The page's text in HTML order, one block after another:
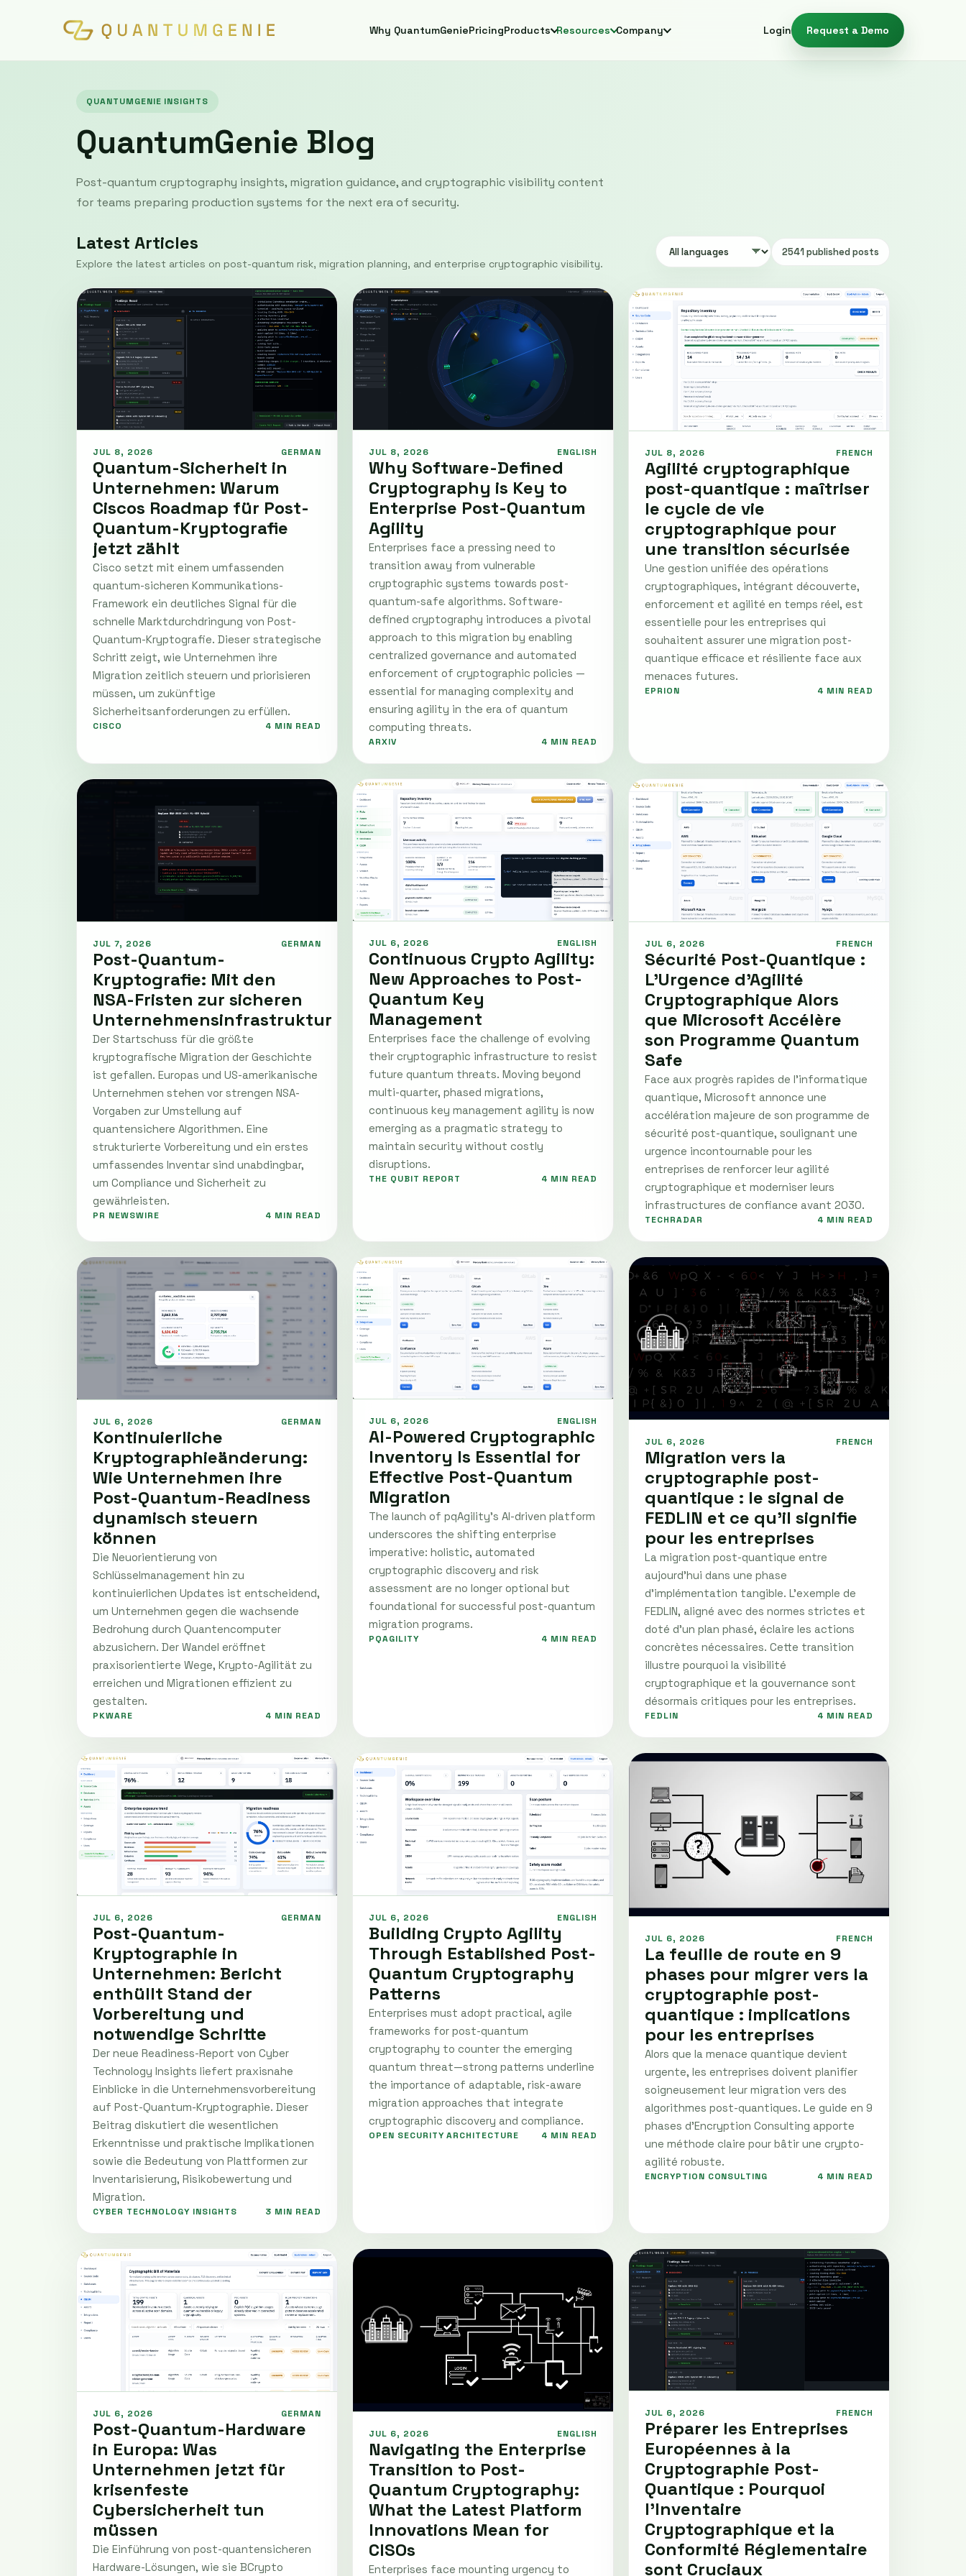
Why QuantumGeniePricingProducts Resources Company Login Request a Demo
QUANTUMGENIE INSIGHTS
QuantumGenie Blog
Post-quantum cryptography insights, migration guidance, and cryptographic visibility content
for teams preparing production systems for the next era of security.
Latest Articles
Explore the latest articles on post-quantum risk, migration planning, and enterprise cryptographic visibility.
2541 published posts
JUL 8, 2026 GERMAN
Quantum-Sicherheit in
Unternehmen: Warum
Ciscos Roadmap für Post-
Quantum-Kryptografie
jetzt zählt
Cisco setzt mit einem umfassenden
quantum-sicheren Kommunikations-
Framework ein deutliches Signal für die
schnelle Marktdurchdringung von Post-
Quantum-Kryptografie. Dieser strategische
Schritt zeigt, wie Unternehmen ihre
Migration zeitlich steuern und priorisieren
müssen, um zukünftige
Sicherheitsanforderungen zu erfüllen.
CISCO 4 MIN READ
JUL 8, 2026 ENGLISH
Why Software-Defined
Cryptography is Key to
Enterprise Post-Quantum
Agility
Enterprises face a pressing need to
transition away from vulnerable
cryptographic systems towards post-
quantum-safe algorithms. Software-
defined cryptography introduces a pivotal
approach to this migration by enabling
centralized governance and automated
enforcement of cryptographic policies —
essential for managing complexity and
ensuring agility in the era of quantum
computing threats.
ARXIV 4 MIN READ
JUL 8, 2026 FRENCH
Agilité cryptographique
post-quantique : maîtriser
le cycle de vie
cryptographique pour
une transition sécurisée
Une gestion unifiée des opérations
cryptographiques, intégrant découverte,
enforcement et agilité en temps réel, est
essentielle pour les entreprises qui
souhaitent assurer une migration post-
quantique efficace et résiliente face aux
menaces futures.
EPRION 4 MIN READ
JUL 7, 2026 GERMAN
Post-Quantum-
Kryptografie: Mit den
NSA-Fristen zur sicheren
Unternehmensinfrastruktur
Der Startschuss für die größte
kryptografische Migration der Geschichte
ist gefallen. Europas und US-amerikanische
Unternehmen stehen vor strengen NSA-
Vorgaben zur Umstellung auf
quantensichere Algorithmen. Eine
strukturierte Vorbereitung und ein erstes
umfassendes Inventar sind unabdingbar,
um Compliance und Sicherheit zu
gewährleisten.
PR NEWSWIRE 4 MIN READ
JUL 6, 2026 ENGLISH
Continuous Crypto Agility:
New Approaches to Post-
Quantum Key
Management
Enterprises face the challenge of evolving
their cryptographic infrastructure to resist
future quantum threats. Moving beyond
multi-quarter, phased migrations,
continuous key management agility is now
emerging as a pragmatic strategy to
maintain security without costly
disruptions.
THE QUBIT REPORT 4 MIN READ
JUL 6, 2026 FRENCH
Sécurité Post-Quantique :
L’Urgence d’Agilité
Cryptographique Alors
que Microsoft Accélère
son Programme Quantum
Safe
Face aux progrès rapides de l’informatique
quantique, Microsoft annonce une
accélération majeure de son programme de
sécurité post-quantique, soulignant une
urgence incontournable pour les
entreprises de renforcer leur agilité
cryptographique et moderniser leurs
infrastructures de confiance avant 2030.
TECHRADAR 4 MIN READ
JUL 6, 2026 GERMAN
Kontinuierliche
Kryptographieänderung:
Wie Unternehmen ihre
Post-Quantum-Readiness
dynamisch steuern
können
Die Neuorientierung von
Schlüsselmanagement hin zu
kontinuierlichen Updates ist entscheidend,
um Unternehmen gegen die wachsende
Bedrohung durch Quantencomputer
abzusichern. Der Wandel eröffnet
praxisorientierte Wege, Krypto-Agilität zu
erreichen und Migrationen effizient zu
gestalten.
PKWARE 4 MIN READ
JUL 6, 2026 ENGLISH
AI-Powered Cryptographic
Inventory Is Essential for
Effective Post-Quantum
Migration
The launch of pqAgility’s AI-driven platform
underscores the shifting enterprise
imperative: holistic, automated
cryptographic discovery and risk
assessment are no longer optional but
foundational for successful post-quantum
migration programs.
PQAGILITY 4 MIN READ
JUL 6, 2026 FRENCH
Migration vers la
cryptographie post-
quantique : le signal de
FEDLIN et ce qu’il signifie
pour les entreprises
La migration post-quantique entre
aujourd’hui dans une phase
d’implémentation tangible. L’exemple de
FEDLIN, aligné avec des normes strictes et
doté d’un plan phasé, éclaire les actions
concrètes nécessaires. Cette transition
illustre pourquoi la visibilité
cryptographique et la gouvernance sont
désormais critiques pour les entreprises.
FEDLIN 4 MIN READ
JUL 6, 2026 GERMAN
Post-Quantum-
Kryptographie in
Unternehmen: Bericht
enthüllt Stand der
Vorbereitung und
notwendige Schritte
Der neue Readiness-Report von Cyber
Technology Insights liefert praxisnahe
Einblicke in die Unternehmensvorbereitung
auf Post-Quantum-Kryptographie. Dieser
Beitrag diskutiert die wesentlichen
Erkenntnisse und praktische Implikationen
sowie die Bedeutung von Plattformen zur
Inventarisierung, Risikobewertung und
Migration.
CYBER TECHNOLOGY INSIGHTS 3 MIN READ
JUL 6, 2026 ENGLISH
Building Crypto Agility
Through Established Post-
Quantum Cryptography
Patterns
Enterprises must adopt practical, agile
frameworks for post-quantum
cryptography to counter the emerging
quantum threat—strong patterns underline
the importance of adaptable, risk-aware
migration approaches that integrate
cryptographic discovery and compliance.
OPEN SECURITY ARCHITECTURE 4 MIN READ
JUL 6, 2026 FRENCH
La feuille de route en 9
phases pour migrer vers la
cryptographie post-
quantique : implications
pour les entreprises
Alors que la menace quantique devient
urgente, les entreprises doivent planifier
soigneusement leur migration vers des
algorithmes post-quantiques. Le guide en 9
phases d’Encryption Consulting apporte
une méthode claire pour bâtir une crypto-
agilité robuste.
ENCRYPTION CONSULTING 4 MIN READ
JUL 6, 2026 GERMAN
Post-Quantum-Hardware
in Europa: Was
Unternehmen jetzt für
krisenfeste
Cybersicherheit tun
müssen
Die Einführung von post-quantensicheren
Hardware-Lösungen, wie sie BCrypto
JUL 6, 2026 ENGLISH
Navigating the Enterprise
Transition to Post-
Quantum Cryptography:
What the Latest Platform
Innovations Mean for
CISOs
Enterprises face mounting urgency to
JUL 6, 2026 FRENCH
Préparer les Entreprises
Européennes à la
Cryptographie Post-
Quantique : Pourquoi
l’Inventaire
Cryptographique et la
Conformité Réglementaire
sont Cruciaux